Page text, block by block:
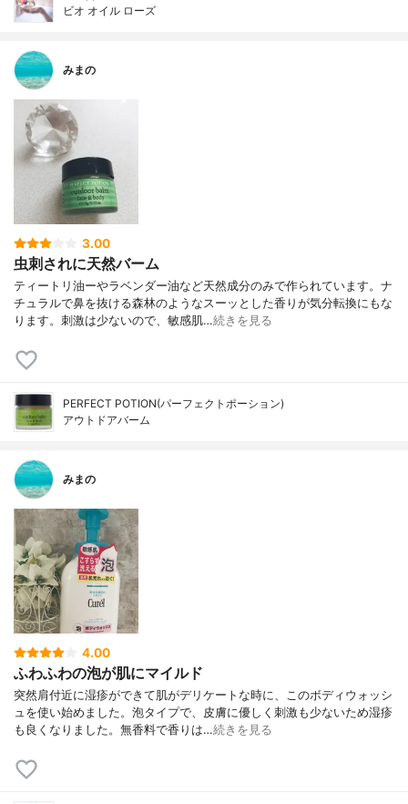
ビオ オイル ローズ
みまの
3.00
虫刺されに天然バーム
ティートリ油ーやラベンダー油など天然成分のみで作られています。ナ
チュラルで鼻を抜ける森林のようなスーッとした香りが気分転換にもな
ります。刺激は少ないので、敏感肌…続きを見る
PERFECT POTION(パーフェクトポーション)
アウトドアバーム
みまの
4.00
ふわふわの泡が肌にマイルド
突然肩付近に湿疹ができて肌がデリケートな時に、このボディウォッシ
ュを使い始めました。泡タイプで、皮膚に優しく刺激も少ないため湿疹
も良くなりました。無香料で香りは…続きを見る